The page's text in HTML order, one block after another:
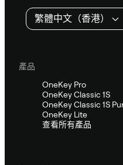
繁體中文（香港）
產品
OneKey Pro
OneKey Classic 1S
OneKey Classic 1S
OneKey Lite
查看所有產品